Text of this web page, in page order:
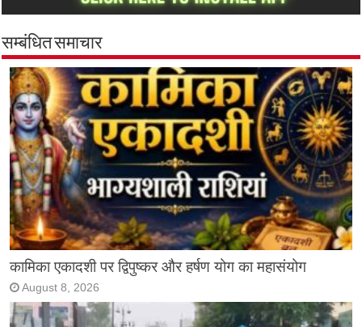
सम्बंधित समाचार
कामिका एकादशी पर द्विपुष्कर और हर्षण योग का महासंयोग
August 8, 2026